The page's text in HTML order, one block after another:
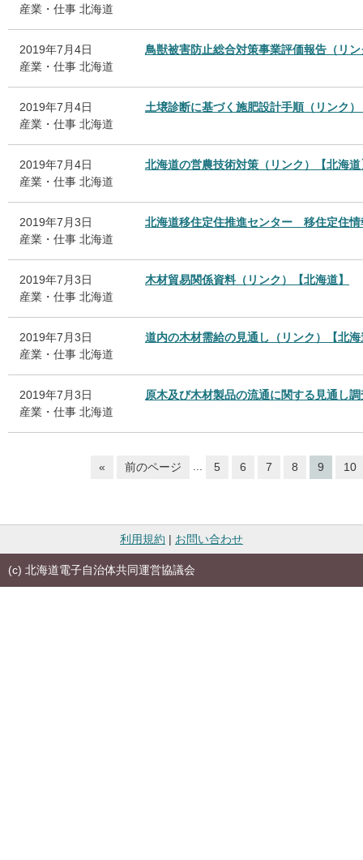
産業・仕事 北海道
2019年7月4日
鳥獣被害防止総合対策事業評価報告（リ
産業・仕事 北海道
2019年7月4日
土壌診断に基づく施肥設計手順（リンク
産業・仕事 北海道
2019年7月4日
北海道の営農技術対策（リンク）【北海道
産業・仕事 北海道
2019年7月3日
北海道移住定住推進センター 移住定住情
産業・仕事 北海道
2019年7月3日
木材貿易関係資料（リンク）【北海道】
産業・仕事 北海道
2019年7月3日
道内の木材需給の見通し（リンク）【北海
産業・仕事 北海道
2019年7月3日
原木及び木材製品の流通に関する見通し
産業・仕事 北海道
« 前のページ ... 5 6 7 8 9 10
利用規約 | お問い合わせ
(c) 北海道電子自治体共同運営協議会